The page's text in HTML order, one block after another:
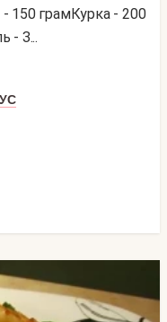
150 грамКурка - 200
- З...